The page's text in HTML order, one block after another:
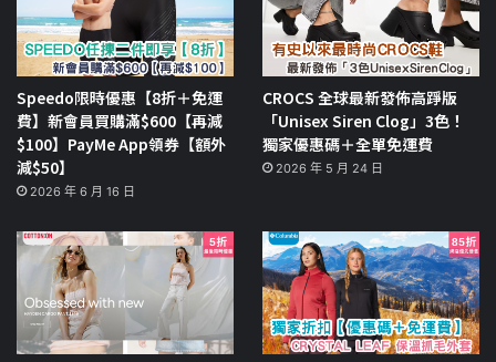
Speedo限時優惠【8折＋免運
費】新會員買購滿$600【再減
$100】PayMe App領券【額外
減$50】
2026 年 6 月 16 日
CROCS 全球最新發佈高踭版
「Unisex Siren Clog」3色！
獨家優惠碼＋全單免運費
2026 年 5 月 24 日